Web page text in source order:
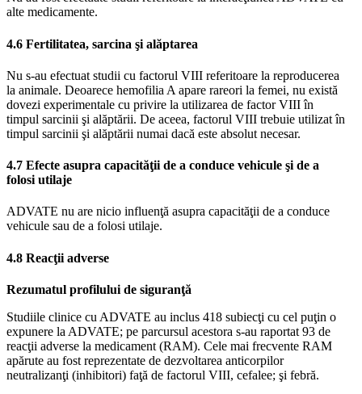
alte medicamente.
4.6 Fertilitatea, sarcina şi alăptarea
Nu s-au efectuat studii cu factorul VIII referitoare la reproducerea
la animale. Deoarece hemofilia A apare rareori la femei, nu există
dovezi experimentale cu privire la utilizarea de factor VIII în
timpul sarcinii şi alăptării. De aceea, factorul VIII trebuie utilizat în
timpul sarcinii şi alăptării numai dacă este absolut necesar.
4.7 Efecte asupra capacităţii de a conduce vehicule şi de a
folosi utilaje
ADVATE nu are nicio influenţă asupra capacităţii de a conduce
vehicule sau de a folosi utilaje.
4.8 Reacţii adverse
Rezumatul profilului de siguranţă
Studiile clinice cu ADVATE au inclus 418 subiecţi cu cel puţin o
expunere la ADVATE; pe parcursul acestora s-au raportat 93 de
reacţii adverse la medicament (RAM). Cele mai frecvente RAM
apărute au fost reprezentate de dezvoltarea anticorpilor
neutralizanţi (inhibitori) faţă de factorul VIII, cefalee; şi febră.